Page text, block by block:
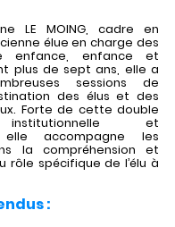
LE MOING, cadre en
élue en charge des
enfance, enfance et
plus de sept ans, elle a
sessions de
des élus et des
Forte de cette double
institutionnelle et
elle accompagne les
la compréhension et
rôle spécifique de l’élu à
: